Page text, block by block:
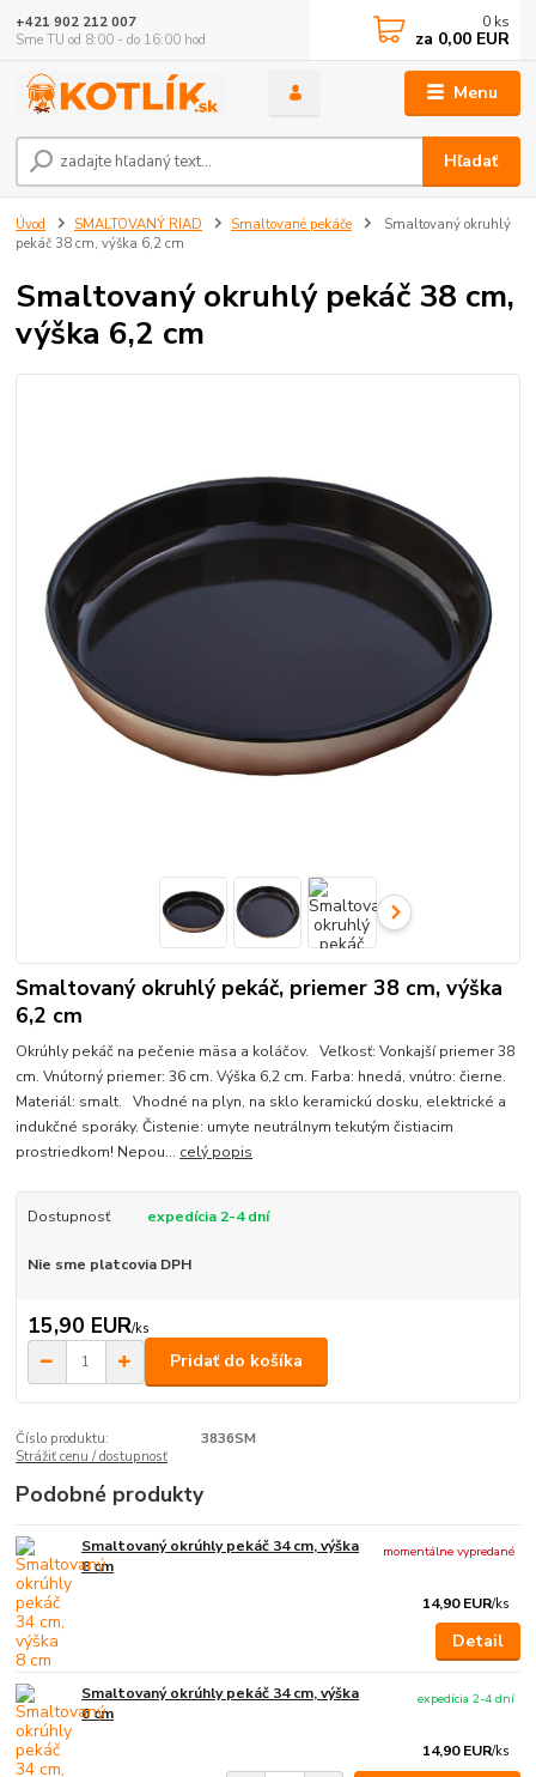
Menu
Hľadať
+421 902 212 007
Sme TU od 8:00 - do 16:00 hod
0 ks
za 0,00 EUR
Úvod SMALTOVANÝ RIAD Smaltované pekáče
Smaltovaný okruhlý
pekáč 38 cm, výška 6,2 cm
Smaltovaný okruhlý pekáč 38 cm,
výška 6,2 cm
Smaltovaný okruhlý pekáč, priemer 38 cm, výška
6,2 cm
Okrúhly pekáč na pečenie mäsa a koláčov. Veľkosť: Vonkajší priemer 38
cm. Vnútorný priemer: 36 cm. Výška 6,2 cm. Farba: hnedá, vnútro: čierne.
Materiál: smalt. Vhodné na plyn, na sklo keramickú dosku, elektrické a
indukčné sporáky. Čistenie: umyte neutrálnym tekutým čistiacim
prostriedkom! Nepou... celý popis
Dostupnosť expedícia 2-4 dní
Nie sme platcovia DPH
15,90 EUR/ks
Pridať do košíka
Číslo produktu:
3836SM
Strážiť cenu / dostupnosť
Podobné produkty
Smaltovaný okrúhly pekáč 34 cm, výška
8 cm
14,90 EUR/ks
momentálne vypredané
Detail
Smaltovaný okrúhly pekáč 34 cm, výška
6 cm
14,90 EUR/ks
expedícia 2-4 dní